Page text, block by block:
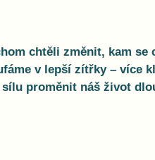
chtěli změnit, kam se
v lepší zítřky – více
proměnit náš život